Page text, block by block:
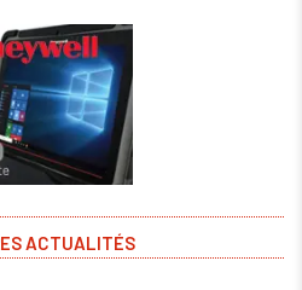
ACTUALITÉS